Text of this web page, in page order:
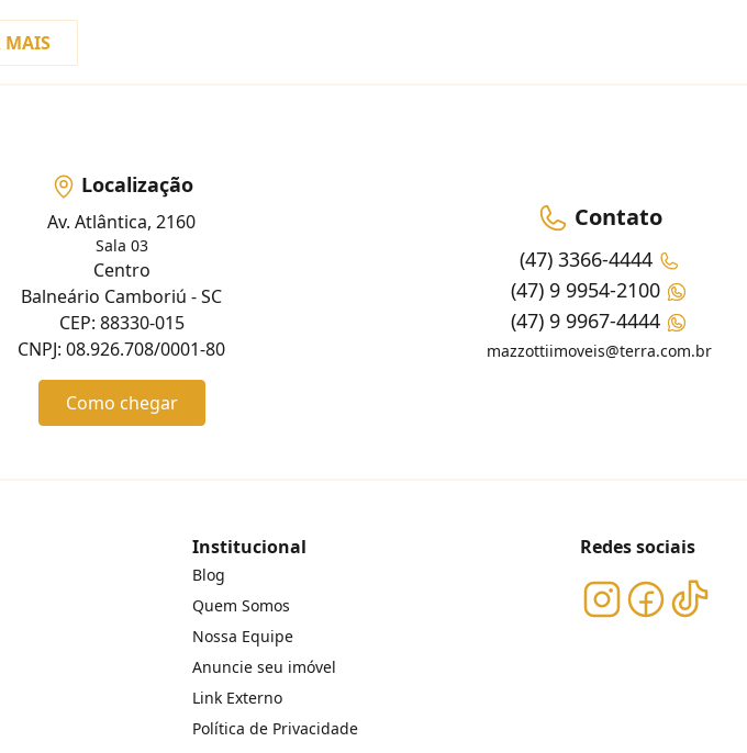
MAIS
Localização
Av. Atlântica, 2160
Sala 03
Centro
Balneário Camboriú - SC
CEP: 88330-015
CNPJ: 08.926.708/0001-80
Como chegar
Contato
(47) 3366-4444
(47) 9 9954-2100
(47) 9 9967-4444
mazzottiimoveis@terra.com.br
Institucional
Blog
Quem Somos
Nossa Equipe
Anuncie seu imóvel
Link Externo
Política de Privacidade
Redes sociais